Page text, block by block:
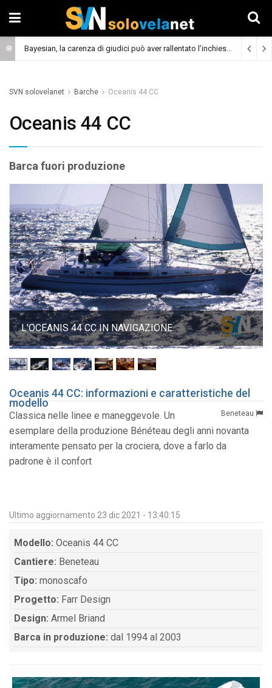
Bayesian, la carenza di giudici può aver rallentato l’inchiesta (Cronaca)
SVN solovelanet Barche Oceanis 44 CC
Oceanis 44 CC
Barca fuori produzione
L'OCEANIS 44 CC IN NAVIGAZIONE
Oceanis 44 CC: informazioni e caratteristiche del
modello
Beneteau
Classica nelle linee e maneggevole. Un
esemplare della produzione Bénéteau degli anni novanta
interamente pensato per la crociera, dove a farlo da
padrone è il confort
Ultimo aggiornamento 23 dic 2021 - 13:40:15
Modello: Oceanis 44 CC
Cantiere: Beneteau
Tipo: monoscafo
Progetto: Farr Design
Design: Armel Briand
Barca in produzione:
dal 1994 al 2003